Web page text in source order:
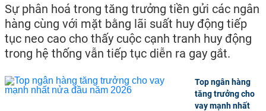
Sự phân hoá trong tăng trưởng tiền gửi các ngân
hàng cùng với mặt bằng lãi suất huy động tiếp
tục neo cao cho thấy cuộc cạnh tranh huy động
trong hệ thống vẫn tiếp tục diễn ra gay gắt.
Top ngân hàng
tăng trưởng cho
vay mạnh nhất